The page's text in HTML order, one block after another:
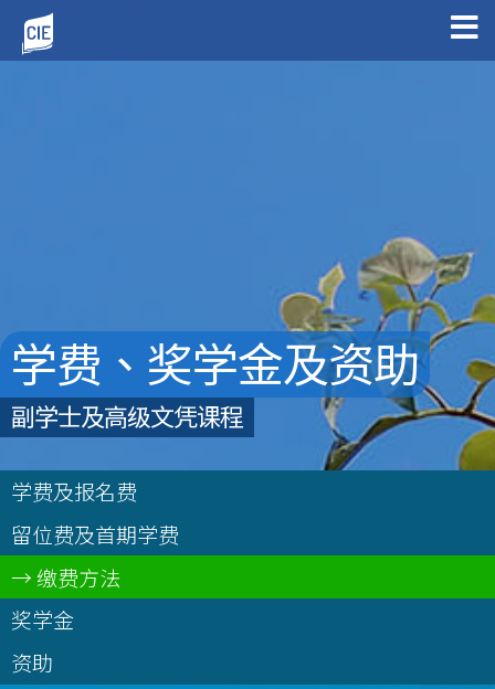
学费、奖学金及资助
副学士及高级文凭课程
学费及报名费
留位费及首期学费
缴费方法
奖学金
资助